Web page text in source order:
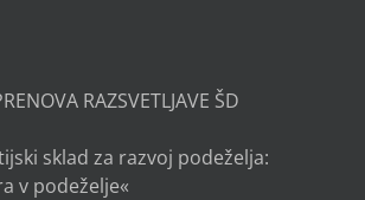
RAZSVETLJAVE ŠD
sklad za razvoj podeželja:
v podeželje«